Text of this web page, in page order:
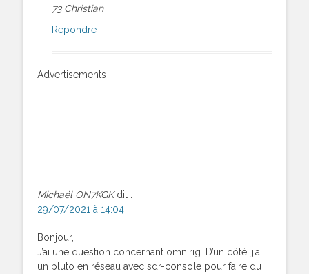
73 Christian
Répondre
Advertisements
Michaël ON7KGK dit :
29/07/2021 à 14:04
Bonjour,
J’ai une question concernant omnirig. D’un côté, j’ai
un pluto en réseau avec sdr-console pour faire du